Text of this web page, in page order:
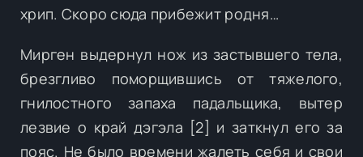
хрип. Скоро сюда прибежит родня…
Мирген выдернул нож из застывшего тела,
брезгливо поморщившись от тяжелого,
гнилостного запаха падальщика, вытер
лезвие о край дэгэла [2] и заткнул его за
пояс. Не было времени жалеть себя и свои